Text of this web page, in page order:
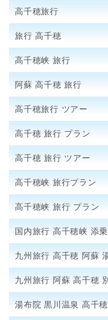
高千穂旅行
旅行 高千穂
高千穂峡 旅行
阿蘇 高千穂 旅行
高千穂旅行 ツアー
高千穂 旅行 プラン
高千穂 旅行 ツアー
高千穂峡 旅行プラン
高千穂峡 旅行 プラン
国内旅行 高千穂峡 添
九州旅行 高千穂 阿蘇
九州旅行 阿蘇 高千穂
湯布院 黒川温泉 高千